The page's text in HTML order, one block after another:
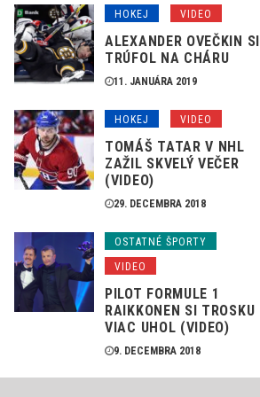
HOKEJ VIDEO
ALEXANDER OVEČKIN SI
TRÚFOL NA CHÁRU
11. JANUÁRA 2019
HOKEJ VIDEO
TOMÁŠ TATAR V NHL
ZAŽIL SKVELÝ VEČER
(VIDEO)
29. DECEMBRA 2018
OSTATNÉ ŠPORTY
VIDEO
PILOT FORMULE 1
RAIKKONEN SI TROSKU
VIAC UHOL (VIDEO)
9. DECEMBRA 2018